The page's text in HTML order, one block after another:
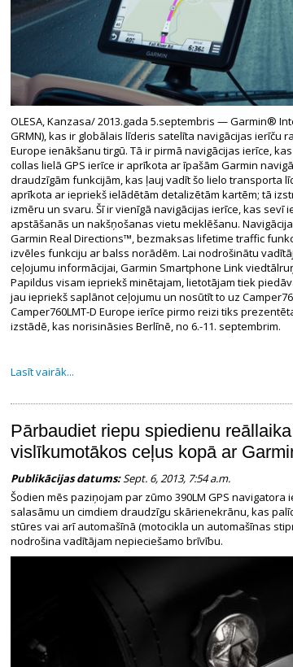
OLESA, Kanzasa/ 2013.gada 5.septembris — Garmin®
GRMN), kas ir globālais līderis satelīta navigācijas ierīču
Europe ienākšanu tirgū. Tā ir pirmā navigācijas ierīce,
collas lielā GPS ierīce ir aprīkota ar īpašām Garmin
draudzīgām funkcijām, kas ļauj vadīt šo lielo transporta
aprīkota ar iepriekš ielādētām detalizētām kartēm; tā
izmēru un svaru. Šī ir vienīgā navigācijas ierīce, kas sevī
apstāšanās un nakšņošanas vietu meklēšanu.
Garmin Real Directions™, bezmaksas lifetime traffic
izvēles funkciju ar balss norādēm. Lai nodrošinātu
ceļojumu informācijai, Garmin Smartphone Link
Papildus visam iepriekš minētajam, lietotājam tiek
jau iepriekš saplānot ceļojumu un nosūtīt to uz
Camper760LMT-D Europe ierīce pirmo reizi tiks
izstādē, kas norisināsies Berlīnē, no 6.-11. septembrim.
Lasīt vairāk...
Pārbaudiet riepu spiedienu
vislīkumotākos ceļus kopā ar
Publikācijas datums:Sept. 6, 2013, 7:54 a.m.
Šodien mēs paziņojam par zūmo 390LM GPS
salasāmu un cimdiem draudzīgu skārienekrānu, kas
stūres vai arī automašīnā (motocikla un automašīnas
nodrošina vadītājam nepieciešamo brīvību.